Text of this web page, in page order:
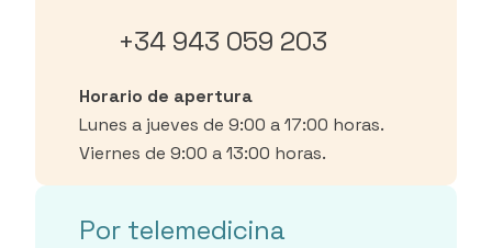
+34 943 059 203
Horario de apertura
Lunes a jueves de 9:00 a 17:00 horas.
Viernes de 9:00 a 13:00 horas.
Por telemedicina